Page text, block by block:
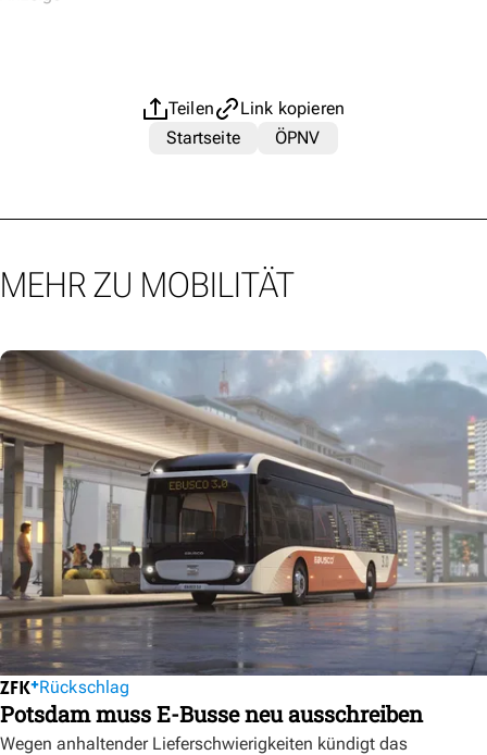
Teilen
Link kopieren
Startseite
ÖPNV
MEHR ZU MOBILITÄT
Rückschlag
Potsdam muss E-Busse neu ausschreiben
Wegen anhaltender Lieferschwierigkeiten kündigt das